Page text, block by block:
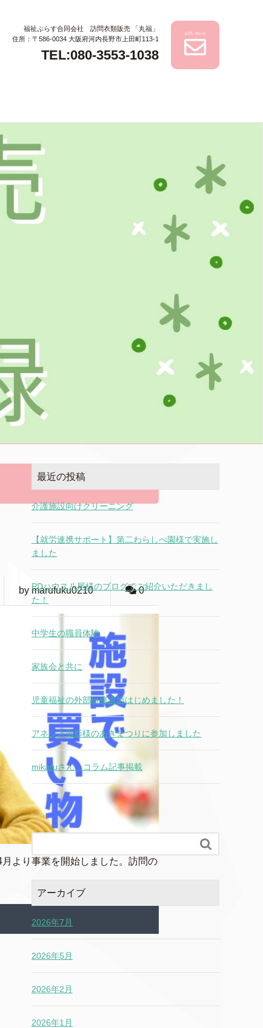
福祉ぷらす合同会社 訪問衣類販売 「丸福」
住所：〒586-0034 大阪府河内長野市上田町113-1
TEL:080-3553-1038
お問い合わせ
by marufuku0210 0
より事業を開始しました。訪問の
最近の投稿
介護施設向けクリーニング
【就労連携サポート】第二わらしべ園様で実施し
ました
PDハウス八尾様のブログでご紹介いただきまし
た！
中学生の職員体験
家族会と共に
児童福祉の外部研修講師はじめました！
アネシス御影様のあきまつりに参加しました
mikaruさん コラム記事掲載

アーカイブ
2026年7月
2026年5月
2026年2月
2026年1月